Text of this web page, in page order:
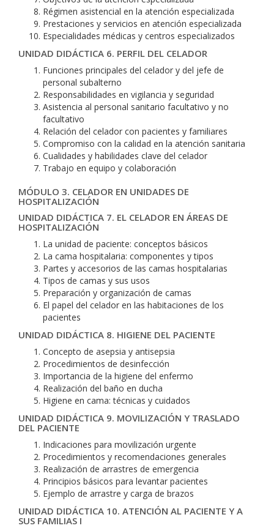
Régimen asistencial en la atención especializada
Prestaciones y servicios en atención especializada
Especialidades médicas y centros especializados
UNIDAD DIDÁCTICA 6. PERFIL DEL CELADOR
Funciones principales del celador y del jefe de
personal subalterno
Responsabilidades en vigilancia y seguridad
Asistencia al personal sanitario facultativo y no
facultativo
Relación del celador con pacientes y familiares
Compromiso con la calidad en la atención sanitaria
Cualidades y habilidades clave del celador
Trabajo en equipo y colaboración
MÓDULO 3. CELADOR EN UNIDADES DE
HOSPITALIZACIÓN
UNIDAD DIDÁCTICA 7. EL CELADOR EN ÁREAS DE
HOSPITALIZACIÓN
La unidad de paciente: conceptos básicos
La cama hospitalaria: componentes y tipos
Partes y accesorios de las camas hospitalarias
Tipos de camas y sus usos
Preparación y organización de camas
El papel del celador en las habitaciones de los
pacientes
UNIDAD DIDÁCTICA 8. HIGIENE DEL PACIENTE
Concepto de asepsia y antisepsia
Procedimientos de desinfección
Importancia de la higiene del enfermo
Realización del baño en ducha
Higiene en cama: técnicas y cuidados
UNIDAD DIDÁCTICA 9. MOVILIZACIÓN Y TRASLADO
DEL PACIENTE
Indicaciones para movilización urgente
Procedimientos y recomendaciones generales
Realización de arrastres de emergencia
Principios básicos para levantar pacientes
Ejemplo de arrastre y carga de brazos
UNIDAD DIDÁCTICA 10. ATENCIÓN AL PACIENTE Y A
SUS FAMILIAS I